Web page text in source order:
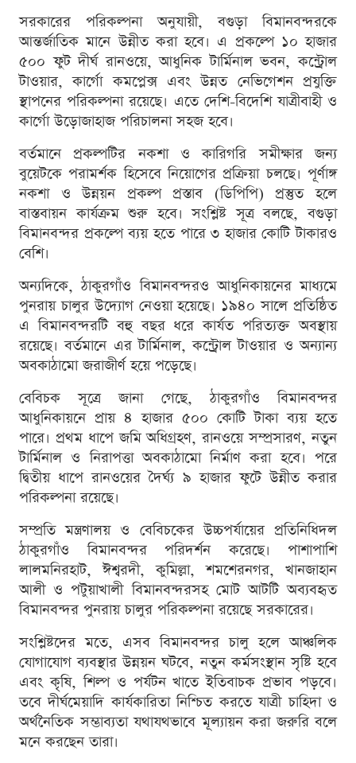
সরকারের পরিকল্পনা অনুযায়ী, বগুড়া বিমানবন্দরকে
আন্তর্জাতিক মানে উন্নীত করা হবে। এ প্রকল্পে ১০ হাজার
৫০০ ফুট দীর্ঘ রানওয়ে, আধুনিক টার্মিনাল ভবন, কন্ট্রোল
টাওয়ার, কার্গো কমপ্লেক্স এবং উন্নত নেভিগেশন প্রযুক্তি
স্থাপনের পরিকল্পনা রয়েছে। এতে দেশি-বিদেশি যাত্রীবাহী ও
কার্গো উড়োজাহাজ পরিচালনা সহজ হবে।
বর্তমানে প্রকল্পটির নকশা ও কারিগরি সমীক্ষার জন্য
বুয়েটকে পরামর্শক হিসেবে নিয়োগের প্রক্রিয়া চলছে। পূর্ণাঙ্গ
নকশা ও উন্নয়ন প্রকল্প প্রস্তাব (ডিপিপি) প্রস্তুত হলে
বাস্তবায়ন কার্যক্রম শুরু হবে। সংশ্লিষ্ট সূত্র বলছে, বগুড়া
বিমানবন্দর প্রকল্পে ব্যয় হতে পারে ৩ হাজার কোটি টাকারও
বেশি।
অন্যদিকে, ঠাকুরগাঁও বিমানবন্দরও আধুনিকায়নের মাধ্যমে
পুনরায় চালুর উদ্যোগ নেওয়া হয়েছে। ১৯৪০ সালে প্রতিষ্ঠিত
এ বিমানবন্দরটি বহু বছর ধরে কার্যত পরিত্যক্ত অবস্থায়
রয়েছে। বর্তমানে এর টার্মিনাল, কন্ট্রোল টাওয়ার ও অন্যান্য
অবকাঠামো জরাজীর্ণ হয়ে পড়েছে।
বেবিচক সূত্রে জানা গেছে, ঠাকুরগাঁও বিমানবন্দর
আধুনিকায়নে প্রায় ৪ হাজার ৫০০ কোটি টাকা ব্যয় হতে
পারে। প্রথম ধাপে জমি অধিগ্রহণ, রানওয়ে সম্প্রসারণ, নতুন
টার্মিনাল ও নিরাপত্তা অবকাঠামো নির্মাণ করা হবে। পরে
দ্বিতীয় ধাপে রানওয়ের দৈর্ঘ্য ৯ হাজার ফুটে উন্নীত করার
পরিকল্পনা রয়েছে।
সম্প্রতি মন্ত্রণালয় ও বেবিচকের উচ্চপর্যায়ের প্রতিনিধিদল
ঠাকুরগাঁও বিমানবন্দর পরিদর্শন করেছে। পাশাপাশি
লালমনিরহাট, ঈশ্বরদী, কুমিল্লা, শমশেরনগর, খানজাহান
আলী ও পটুয়াখালী বিমানবন্দরসহ মোট আটটি অব্যবহৃত
বিমানবন্দর পুনরায় চালুর পরিকল্পনা রয়েছে সরকারের।
সংশ্লিষ্টদের মতে, এসব বিমানবন্দর চালু হলে আঞ্চলিক
যোগাযোগ ব্যবস্থার উন্নয়ন ঘটবে, নতুন কর্মসংস্থান সৃষ্টি হবে
এবং কৃষি, শিল্প ও পর্যটন খাতে ইতিবাচক প্রভাব পড়বে।
তবে দীর্ঘমেয়াদি কার্যকারিতা নিশ্চিত করতে যাত্রী চাহিদা ও
অর্থনৈতিক সম্ভাব্যতা যথাযথভাবে মূল্যায়ন করা জরুরি বলে
মনে করছেন তারা।